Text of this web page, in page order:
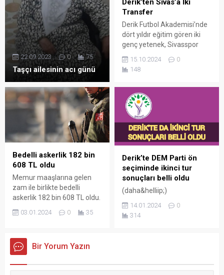
Taşçı ailesinin acı günü
22.09.2023 0 75
Transfer
Derik Futbol Akademisi’nde
dört yıldır eğitim gören iki
genç yetenek, Sivasspor
transfer oldu. 2012 doğumlu
orta saha oyuncusu Sercan
pozisyonunda oynayan
Yusufcan Akyapı,
yetenekleri ve
çalışkanlıklarıyla dikkat
çekerek Sivasspor’un yolunu
tuttu.
15.10.2024
0
148
Bedelli askerlik 182 bin
608 TL oldu
Memur maaşlarına gelen
zam ile birlikte bedelli
askerlik 182 bin 608 TL oldu.
03.01.2024 0 35
Derik’te DEM Parti ön
seçiminde ikinci tur
sonuçları belli oldu
(daha&helliip;)
14.01.2024
0
314
Bir Yorum Yazın